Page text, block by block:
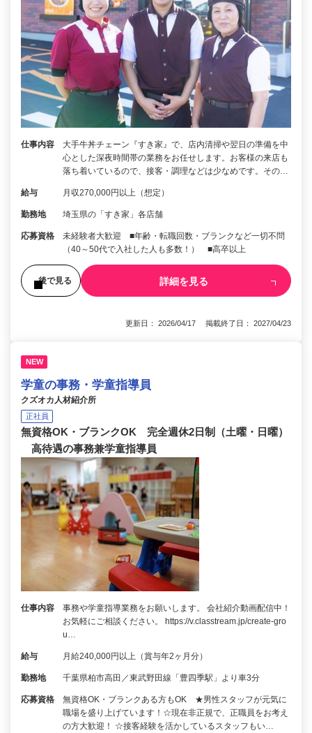
仕事内容
大手牛丼チェーン『すき家』で、店内清掃や翌日の準備を中
心とした深夜時間帯の業務をお任せします。お客様の来店も
落ち着いているので、接客・調理などは少なめです。その…
給与 月収270,000円以上（想定）
勤務地 埼玉県の「すき家」各店舗
応募資格
未経験者大歓迎 ■年齢・転職回数・ブランクなど一切不問
（40～50代で入社した人も多数！） ■高卒以上
後で見る 詳細を見る
更新日： 2026/04/17 掲載終了日： 2027/04/23
NEW
学童の事務・学童指導員
クズオカ人材紹介所
正社員
無資格OK・ブランクOK 完全週休2日制（土曜・日曜）
高待遇の事務兼学童指導員
仕事内容
事務や学童指導業務をお願いします。 会社紹介動画配信中！
お気軽にご相談ください。 https://v.classtream.jp/create-gro
u…
給与 月給240,000円以上（賞与年2ヶ月分）
勤務地 千葉県柏市高田／東武野田線「豊四季駅」より車3分
応募資格
無資格OK・ブランクある方もOK ★男性スタッフが元気に
職場を盛り上げています！☆現在非正規で、正職員をお考え
の方大歓迎！ ☆接客経験を活かしているスタッフもい…